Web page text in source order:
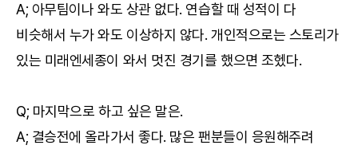
A; 아무팀이나 와도 상관 없다. 연습할 때 성적이 다
비슷해서 누가 와도 이상하지 않다. 개인적으로는 스토리가
있는 미래엔세종이 와서 멋진 경기를 했으면 조헸다.
Q; 마지막으로 하고 싶은 말은.
A; 결승전에 올라가서 좋다. 많은 팬분들이 응원해주려